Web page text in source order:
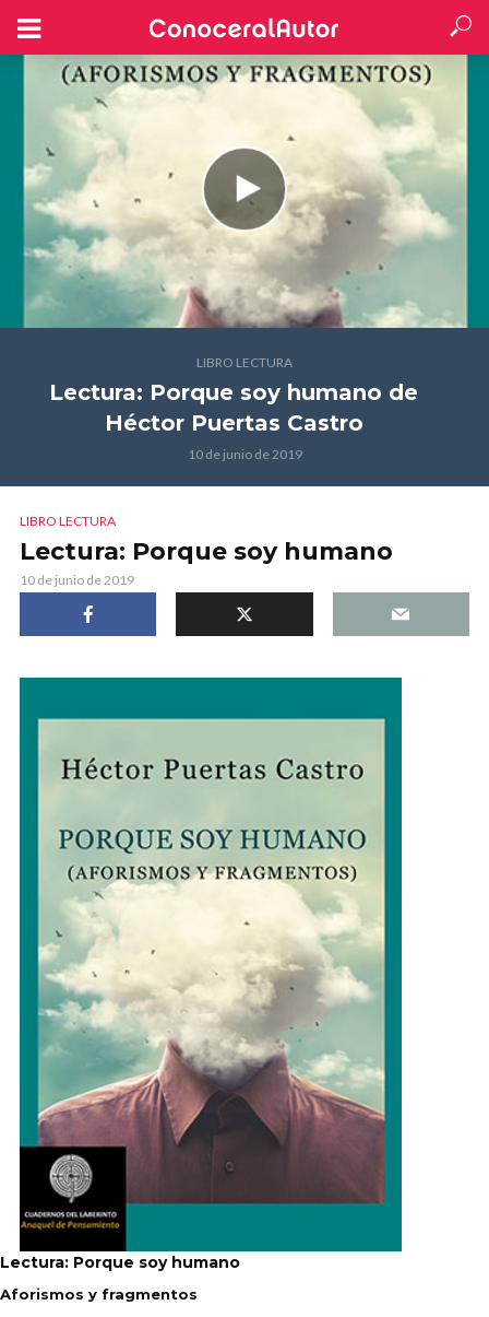
LIBRO LECTURA
Lectura: Porque soy humano de
Héctor Puertas Castro
10 de junio de 2019
LIBRO LECTURA
Lectura: Porque soy humano
10 de junio de 2019
Lectura: Porque soy humano
Aforismos y fragmentos